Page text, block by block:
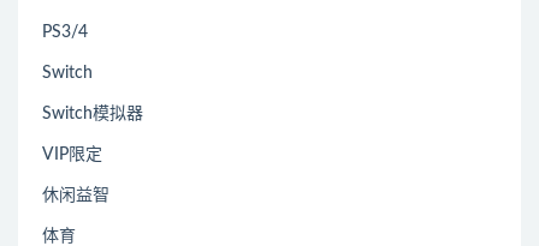
PS3/4
Switch
Switch模拟器
VIP限定
休闲益智
体育